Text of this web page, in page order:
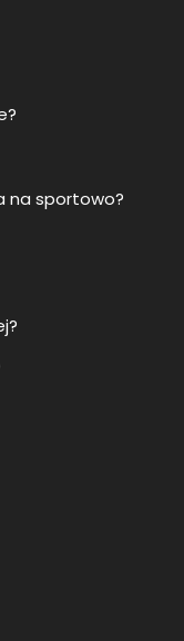
na sportowo?